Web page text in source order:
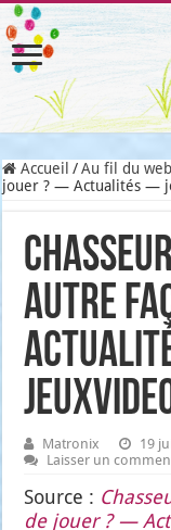
Accueil / Au fil du web
jouer ? — Actualités —
autre
Matronix 19
Laisser un
Source :
de jouer ? —